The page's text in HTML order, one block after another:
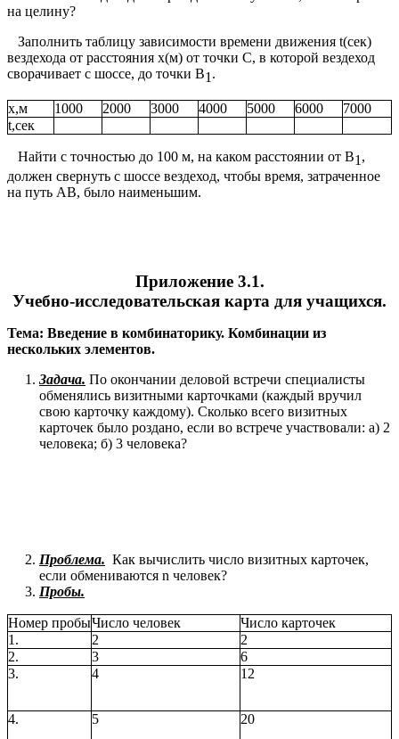
на целину?
Заполнить таблицу зависимости времени движения t(сек)
вездехода от расстояния x(м) от точки С, в которой вездеход
сворачивает с шоссе, до точки В1 .
x,м 1000 2000 3000 4000 5000 6000
7000
t,сек
Найти с точностью до 100 м, на каком расстоянии от В1 ,
должен свернуть с шоссе вездеход, чтобы время, затраченное
на путь АВ, было наименьшим.
Приложение 3.1.
Учебно-исследовательская карта для учащихся.
Тема: Введение в комбинаторику. Комбинации из
нескольких элементов.
Задача. По окончании деловой встречи специалисты
обменялись визитными карточками (каждый вручил
свою карточку каждому). Сколько всего визитных
карточек было роздано, если во встрече участвовали: а) 2
человека; б) 3 человека?
Проблема. Как вычислить число визитных карточек,
если обмениваются n человек?
Пробы.
Номер пробыЧисло человек
Число карточек
1.
2
2
2.
3
6
3.
4 12
4. 5 20